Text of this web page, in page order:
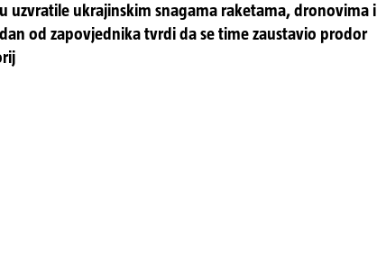
uzvratile ukrajinskim snagama raketama, dronovima i
od zapovjednika tvrdi da se time zaustavio prodor